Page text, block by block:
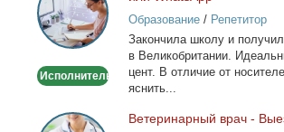
английского
Онлайн
по
или
Исполнитель
Образование/ Репетитор
За­кон­чи­ла шко­лу и
в Ве­ли­ко­бри­та­нии.
цент. В от­ли­чие от
яс­нить...
Ветеринарный
Ве­те­ри­нар­ный врач -